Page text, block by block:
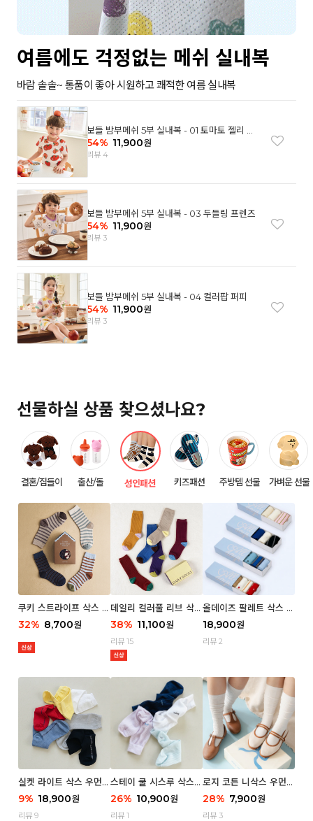
여름에도 걱정없는 메쉬 실내복
바람 솔솔~ 통품이 좋아 시원하고 쾌적한 여름 실내복
보들 밤부메쉬 5부 실내복 - 01 토마토 젤리 베
어
54% 11,900원
리뷰 4
보들 밤부메쉬 5부 실내복 - 03 두들링 프렌즈
54% 11,900원
리뷰 3
보들 밤부메쉬 5부 실내복 - 04 컬러팝 퍼피
54% 11,900원
리뷰 3
선물하실 상품 찾으셨나요?
결혼/집들이 출산/돌 성인패션 키즈패션 주방템 선물 가벼운 선물
쿠키 스트라이프 삭스 우
먼 2P
32% 8,700원
데일리 컬러풀 리브 삭스
우먼 3P 세트
38% 11,100원
리뷰 15
올데이즈 팔레트 삭스 우
먼 5P
18,900원
리뷰 2
실켓 라이트 삭스 우먼 3
P
9% 18,900원
리뷰 9
스테이 쿨 시스루 삭스
우먼 2P
26% 10,900원
리뷰 1
로지 코튼 니삭스 우먼 1
P
28% 7,900원
리뷰 3